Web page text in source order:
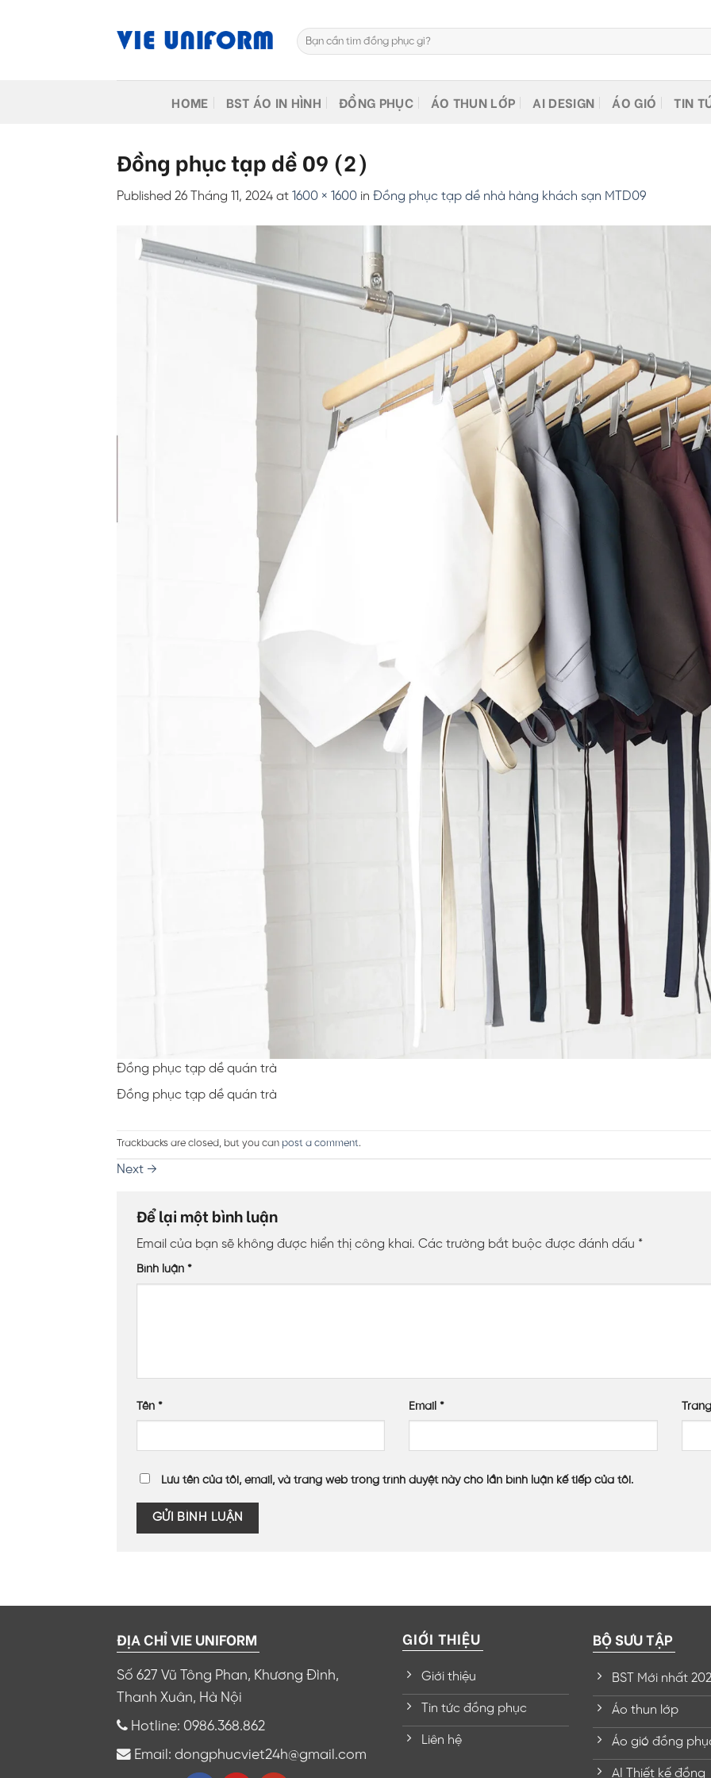
Tìm
kiếm:
HOME BST ÁO IN HÌNH ĐỒNG PHỤC ÁO THUN LỚP AI DESIGN ÁO GIÓ TIN
Đồng phục tạp dề 09 (2)
Published 26 Tháng 11, 2024 at 1600 × 1600 in Đồng phục tạp dề nhà hàng khách sạn MTD09
Đồng phục tạp dề quán trà
Đồng phục tạp dề quán trà
Trackbacks are closed, but you can post a comment.
Next →
Để lại một bình luận
Email của bạn sẽ không được hiển thị công khai. Các trường bắt buộc được đánh dấu *
Bình luận *
Tên * Email*
Lưu tên của tôi, email, và trang web trong trình duyệt này cho lần bình luận kế tiếp của tôi.
ĐỊA CHỈ VIE UNIFORM
Số 627 Vũ Tông Phan, Khương Đình,
Thanh Xuân, Hà Nội
Hotline: 0986.368.862
Email: dongphucviet24h@gmail.com
GIỚI THIỆU
Giới thiệu
Tin tức đồng phục
Liên hệ
BỘ SƯU TẬP
BST Mới nhất
Áo thun lớp
Áo gió đồng
AI Thiết kế đồng